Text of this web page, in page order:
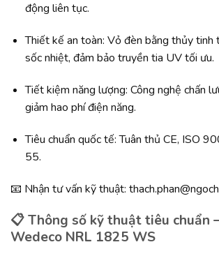
động liên tục.
Thiết kế an toàn: Vỏ đèn bằng thủy tinh
sốc nhiệt, đảm bảo truyền tia UV tối ưu.
Tiết kiệm năng lượng: Công nghệ chấn
giảm hao phí điện năng.
Tiêu chuẩn quốc tế: Tuân thủ CE, ISO
55.
📧 Nhận tư vấn kỹ thuật:
📋 Thông số kỹ thuật tiêu chuẩn
Wedeco NRL 1825 WS